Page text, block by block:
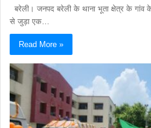
बरेली। जनपद बरेली के थाना भूता क्षेत्र के
से जुड़ा एक…
Read More »